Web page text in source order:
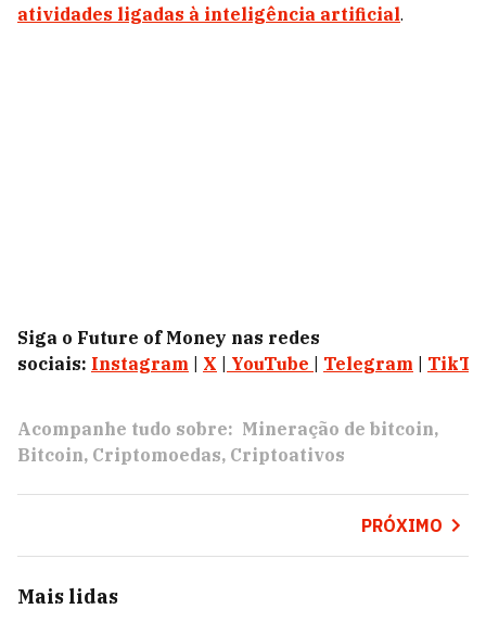
atividades ligadas à inteligência artificial.
Siga o Future of Money nas redes
sociais: Instagram X YouTube Telegram
Acompanhe tudo sobre: Mineração de bitcoin
Bitcoin Criptomoedas Criptoativos
PRÓXIMO
Mais lidas